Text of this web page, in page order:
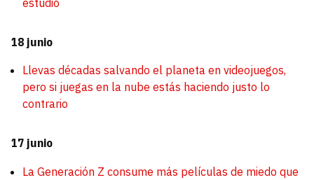
estudio
18 junio
Llevas décadas salvando el planeta en videojuegos,
pero si juegas en la nube estás haciendo justo lo
contrario
17 junio
La Generación Z consume más películas de miedo que